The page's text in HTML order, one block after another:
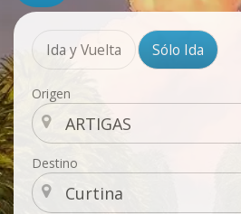
Ida y Vuelta Sólo Ida
Origen
Destino